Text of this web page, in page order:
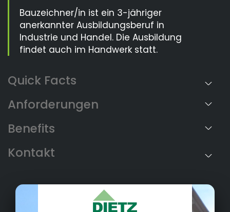
Bauzeichner/in ist ein 3-jähriger
anerkannter Ausbildungsberuf in
Industrie und Handel. Die Ausbildung
findet auch im Handwerk statt.
Anforderungen
Benefits